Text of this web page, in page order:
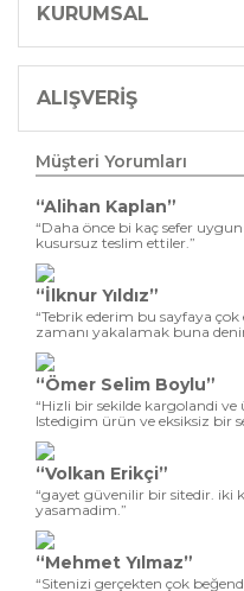
KURUMSAL
ALIŞVERİŞ
Müşteri Yorumları
“Alihan Kaplan”
“Daha önce bi kaç sefer
kusursuz teslim ettiler.”
“İlknur Yıldız”
“Tebrik ederim bu sayfaya
zamanı yakalamak buna
“Ömer Selim Boylu”
“Hizli bir sekilde kargolandi
Istedigim ürün ve eksiksiz bir
“Volkan Erikçi”
“gayet güvenilir bir sitedir. iki
yasamadim.”
“Mehmet Yılmaz”
“Sitenizi gerçekten çok